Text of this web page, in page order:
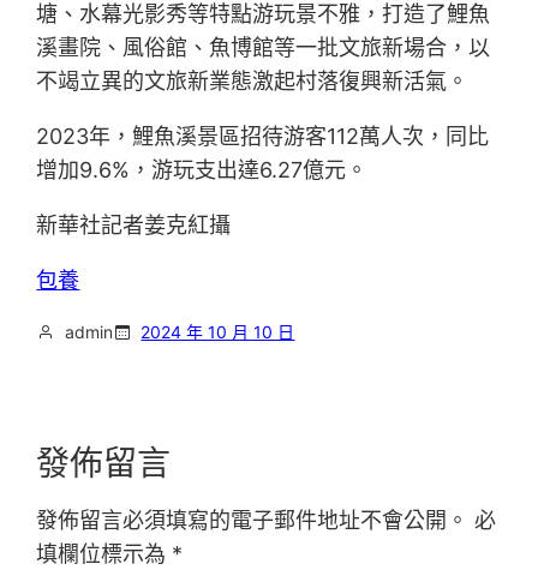
塘、水幕光影秀等特點游玩景不雅，打造了鯉魚
溪畫院、風俗館、魚博館等一批文旅新場合，以
不竭立異的文旅新業態激起村落復興新活氣。
2023年，鯉魚溪景區招待游客112萬人次，同比
增加9.6%，游玩支出達6.27億元。
新華社記者姜克紅攝
包養
admin 2024 年 10 月 10 日
發佈留言
發佈留言必須填寫的電子郵件地址不會公開。 必
填欄位標示為 *